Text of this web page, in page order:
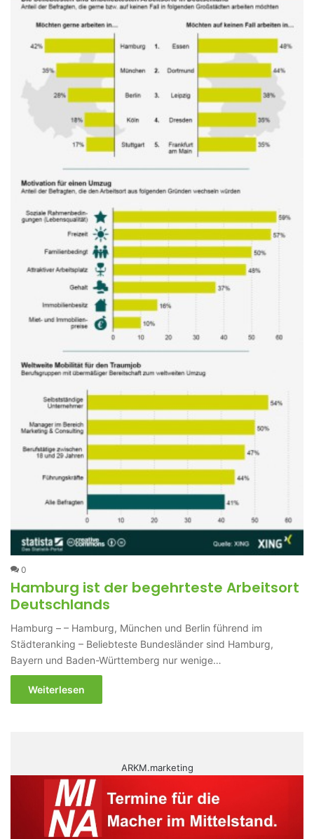
0
Hamburg ist der begehrteste Arbeitsort
Deutschlands
Hamburg – – Hamburg, München und Berlin führend im
Städteranking – Beliebteste Bundesländer sind Hamburg,
Bayern und Baden-Württemberg nur wenige…
Weiterlesen
ARKM.marketing